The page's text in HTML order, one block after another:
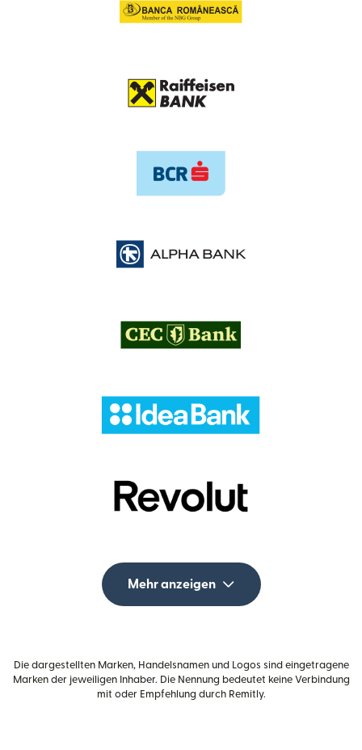
Mehr anzeigen
Die dargestellten Marken, Handelsnamen und Logos sind eingetragene
Marken der jeweiligen Inhaber. Die Nennung bedeutet keine Verbindung
mit oder Empfehlung durch Remitly.